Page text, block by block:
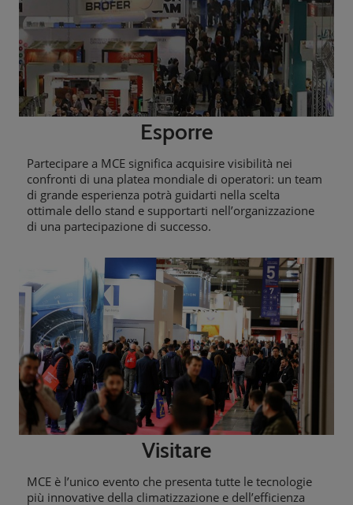
Esporre
Partecipare a MCE significa acquisire visibilità nei
confronti di una platea mondiale di operatori: un team
di grande esperienza potrà guidarti nella scelta
ottimale dello stand e supportarti nell’organizzazione
di una partecipazione di successo.
Visitare
MCE è l’unico evento che presenta tutte le tecnologie
più innovative della climatizzazione e dell’efficienza